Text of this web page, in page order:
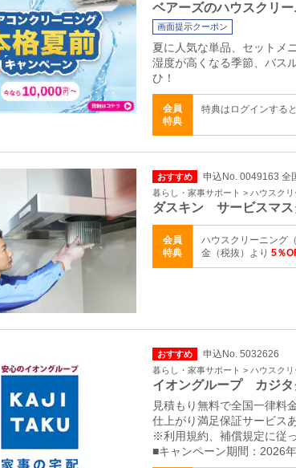
ベアーズのハウスクリ
画面提示クーポン
夏に人気な単品、セットメ
湿度が高くなる季節、バス
ひ！
会員
特典
特典はログインする
おすすめ 申込No. 0049163 全
暮らし・家事サポート > ハウスク
ダスキン サービスマス
会員
特典
ハウスクリーニング
金（税抜）より 5％
おすすめ 申込No. 5032626
暮らし・家事サポート > ハウスク
イオングループ カジタ
見積もり無料で全国一律料
仕上がり満足保証サービス
※利用規約、補償規定に従
■キャンペーン期間：2026